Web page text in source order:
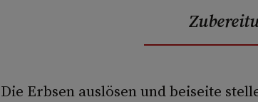
Die Erbsen auslösen und beiseite